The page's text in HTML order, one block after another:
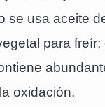
se usa aceite
para freír;
oxidación.